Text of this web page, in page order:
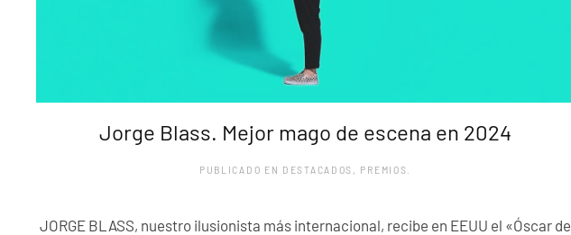
Jorge Blass. Mejor mago de escena en 2024
PUBLICADO EN DESTACADOS , PREMIOS
JORGE BLASS, nuestro ilusionista más internacional, recibe en EEUU el «Óscar de